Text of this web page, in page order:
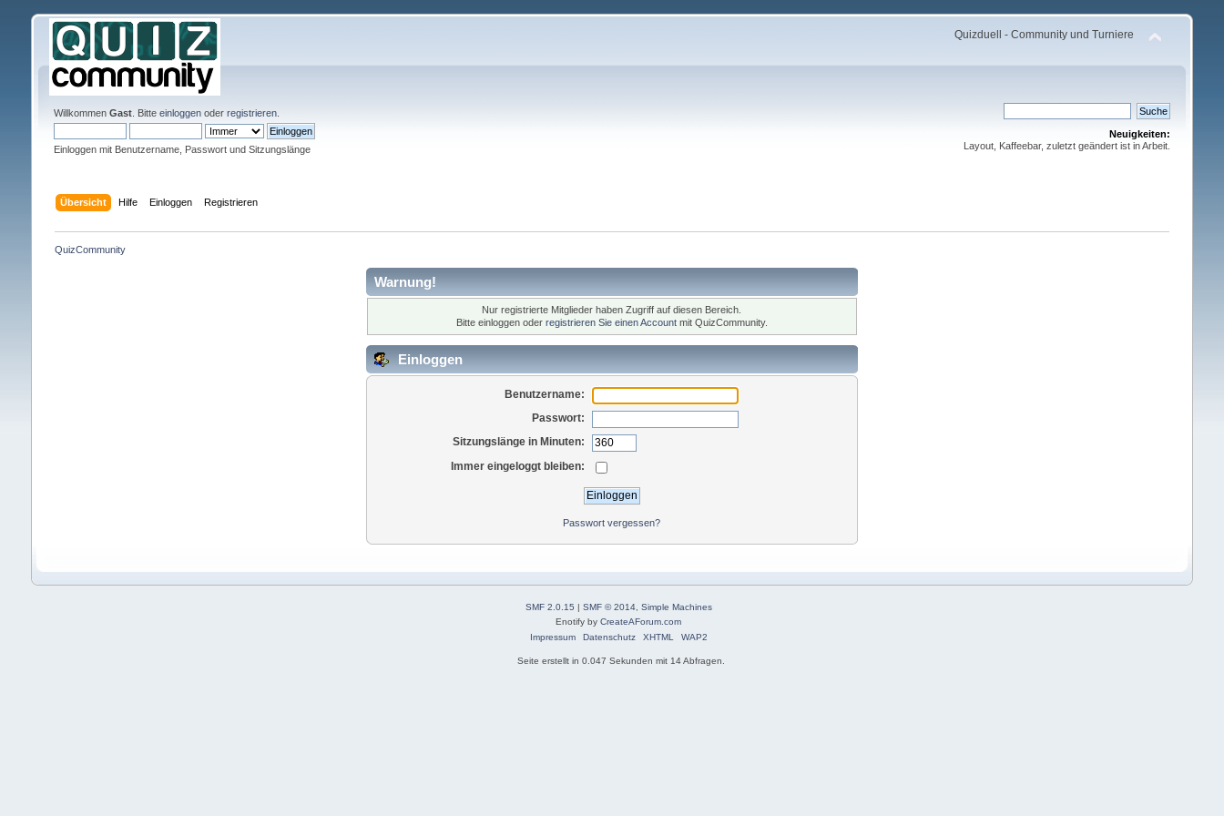
Quizduell - Community und Turniere
Willkommen Gast. Bitte einloggenoder registrieren.
Einloggen mit Benutzername, Passwort und Sitzungslänge
Neuigkeiten:
Layout, Kaffeebar, zuletzt geändert ist in Arbeit.
Übersicht Hilfe Einloggen Registrieren
QuizCommunity
Warnung!
Nur registrierte Mitglieder haben Zugriff auf diesen Bereich.
Bitte einloggen oder registrieren Sie einen Accountmit QuizCommunity.
Einloggen
Benutzername:
Passwort:
Sitzungslänge in Minuten:
Immer eingeloggt bleiben:
Passwort vergessen?
SMF 2.0.15 | SMF © 2014, Simple Machines
Enotify byCreateAForum.com
Impressum
Datenschutz XHTML WAP2
Seite erstellt in 0.047 Sekunden mit 14 Abfragen.